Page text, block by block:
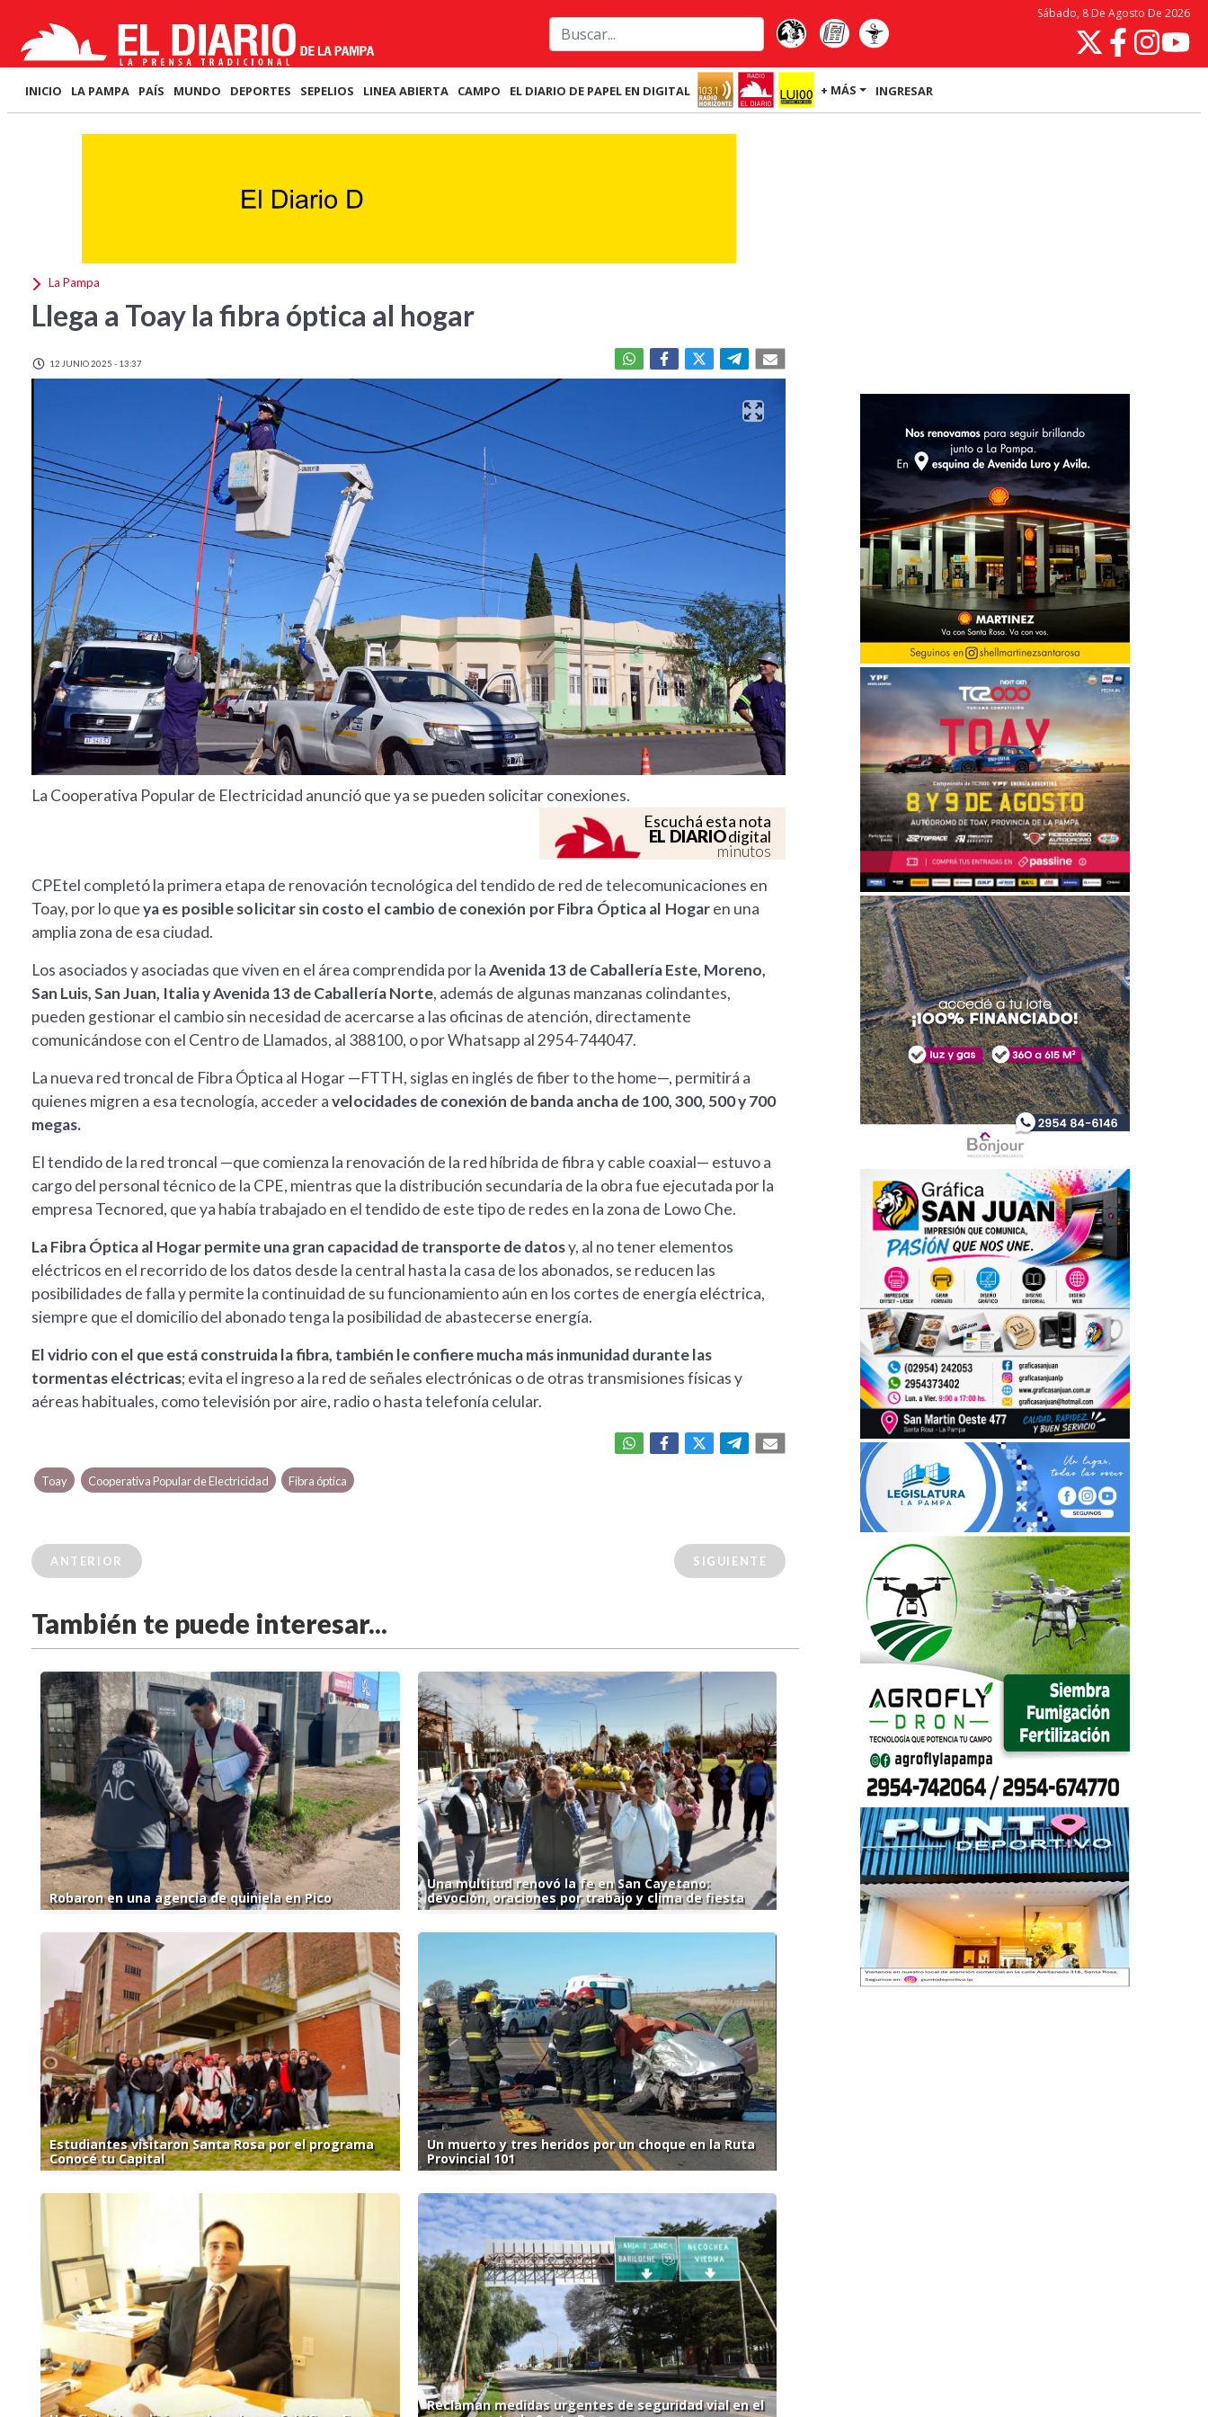
Sábado, 8 De Agosto De 2026
INICIO LA PAMPA PAÍS MUNDO DEPORTES SEPELIOS LINEA ABIERTA CAMPO EL DIARIO DE PAPEL EN DIGITAL + MÁS INGRESAR
La Pampa
Llega a Toay la fibra óptica al hogar
12 JUNIO 2025 - 13:37
La Cooperativa Popular de Electricidad anunció que ya se pueden solicitar conexiones.
Escuchá esta nota
EL DIARIOdigital
minutos
CPEtel completó la primera etapa de renovación tecnológica del tendido de red de telecomunicaciones en
Toay, por lo queya es posible solicitar sin costo el cambio de conexión por Fibra Óptica al Hogaren una
amplia zona de esa ciudad.
Los asociados y asociadas que viven en el área comprendida por laAvenida 13 de Caballería Este, Moreno,
San Luis, San Juan, Italia y Avenida 13 de Caballería Norte, además de algunas manzanas colindantes,
pueden gestionar el cambio sin necesidad de acercarse a las oficinas de atención, directamente
comunicándose con el Centro de Llamados, al 388100, o por Whatsapp al 2954-744047.
La nueva red troncal de Fibra Óptica al Hogar —FTTH, siglas en inglés de fiber to the home—, permitirá a
quienes migren a esa tecnología, acceder avelocidades de conexión de banda ancha de 100, 300, 500 y 700
megas.
El tendido de la red troncal —que comienza la renovación de la red híbrida de fibra y cable coaxial— estuvo a
cargo del personal técnico de la CPE, mientras que la distribución secundaria de la obra fue ejecutada por la
empresa Tecnored, que ya había trabajado en el tendido de este tipo de redes en la zona de Lowo Che.
La Fibra Óptica al Hogar permite una gran capacidad de transporte de datosy, al no tener elementos
eléctricos en el recorrido de los datos desde la central hasta la casa de los abonados, se reducen las
posibilidades de falla y permite la continuidad de su funcionamiento aún en los cortes de energía eléctrica,
siempre que el domicilio del abonado tenga la posibilidad de abastecerse energía.
El vidrio con el que está construida la fibra, también le confiere mucha más inmunidad durante las
tormentas eléctricas; evita el ingreso a la red de señales electrónicas o de otras transmisiones físicas y
aéreas habituales, como televisión por aire, radio o hasta telefonía celular.
Toay Cooperativa Popular de Electricidad Fibra óptica
ANTERIOR SIGUIENTE
También te puede interesar...
Robaron en una agencia de quiniela en Pico
Una multitud renovó la fe en San Cayetano:
devoción, oraciones por trabajo y clima de fiesta
Estudiantes visitaron Santa Rosa por el programa
Conocé tu Capital
Un muerto y tres heridos por un choque en la Ruta
Provincial 101
Reclaman medidas urgentes de seguridad vial en el